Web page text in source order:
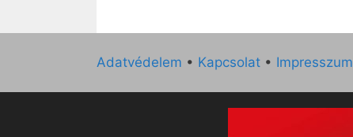
Adatvédelem • Kapcsolat • Impresszum